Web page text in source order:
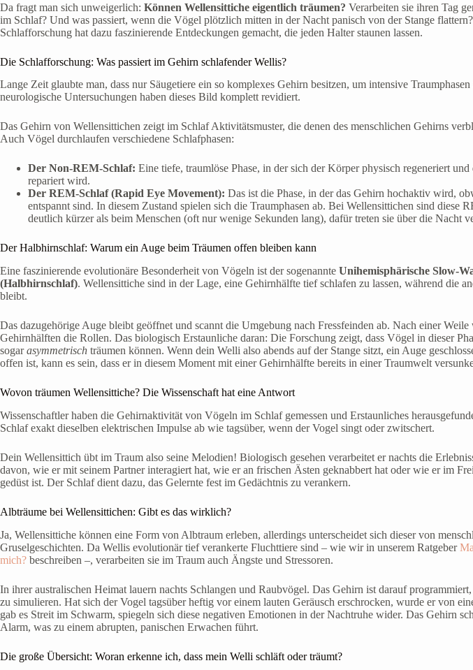
Da fragt man sich unweigerlich: Können Wellensittiche eigentlich träumen? Verarbeiten sie ihren Tag
im Schlaf? Und was passiert, wenn die Vögel plötzlich mitten in der Nacht panisch von der Stange
Schlafforschung hat dazu faszinierende Entdeckungen gemacht, die jeden Halter staunen lassen.
Die Schlafforschung: Was passiert im Gehirn schlafender Wellis?
Lange Zeit glaubte man, dass nur Säugetiere ein so komplexes Gehirn besitzen, um intensive
neurologische Untersuchungen haben dieses Bild komplett revidiert.
Das Gehirn von Wellensittichen zeigt im Schlaf Aktivitätsmuster, die denen des menschlichen Gehirns
Auch Vögel durchlaufen verschiedene Schlafphasen:
Der Non-REM-Schlaf: Eine tiefe, traumlöse Phase, in der sich der Körper physisch regeneriert und
repariert wird.
Der REM-Schlaf (Rapid Eye Movement): Das ist die Phase, in der das Gehirn hochaktiv wird,
entspannt sind. In diesem Zustand spielen sich die Traumphasen ab. Bei Wellensittichen sind diese
deutlich kürzer als beim Menschen (oft nur wenige Sekunden lang), dafür treten sie über die Nacht
Der Halbhirnschlaf: Warum ein Auge beim Träumen offen bleiben kann
Eine faszinierende evolutionäre Besonderheit von Vögeln ist der sogenannte Unihemisphärische Slow-
(Halbhirnschlaf). Wellensittiche sind in der Lage, eine Gehirnhälfte tief schlafen zu lassen, während die
bleibt.
Das dazugehörige Auge bleibt geöffnet und scannt die Umgebung nach Fressfeinden ab. Nach einer Weile
Gehirnhälften die Rollen. Das biologisch Erstaunliche daran: Die Forschung zeigt, dass Vögel in dieser
sogarasymmetrisch träumen können. Wenn dein Welli also abends auf der Stange sitzt, ein Auge
offen ist, kann es sein, dass er in diesem Moment mit einer Gehirnhälfte bereits in einer Traumwelt
Wovon träumen Wellensittiche? Die Wissenschaft hat eine Antwort
Wissenschaftler haben die Gehirnaktivität von Vögeln im Schlaf gemessen und Erstaunliches
Schlaf exakt dieselben elektrischen Impulse ab wie tagsüber, wenn der Vogel singt oder zwitschert.
Dein Wellensittich übt im Traum also seine Melodien! Biologisch gesehen verarbeitet er nachts die
davon, wie er mit seinem Partner interagiert hat, wie er an frischen Ästen geknabbert hat oder wie er im
gedüst ist. Der Schlaf dient dazu, das Gelernte fest im Gedächtnis zu verankern.
Albträume bei Wellensittichen: Gibt es das wirklich?
Ja, Wellensittiche können eine Form von Albtraum erleben, allerdings unterscheidet sich dieser von
Gruselgeschichten. Da Wellis evolutionär tief verankerte Fluchttiere sind – wie wir in unserem Ratgeber
mich? beschreiben –, verarbeiten sie im Traum auch Ängste und Stressoren.
In ihrer australischen Heimat lauern nachts Schlangen und Raubvögel. Das Gehirn ist darauf
zu simulieren. Hat sich der Vogel tagsüber heftig vor einem lauten Geräusch erschrocken, wurde er von
gab es Streit im Schwarm, spiegeln sich diese negativen Emotionen in der Nachtruhe wider. Das Gehirn
Alarm, was zu einem abrupten, panischen Erwachen führt.
Die große Übersicht: Woran erkenne ich, dass mein Welli schläft oder träumt?